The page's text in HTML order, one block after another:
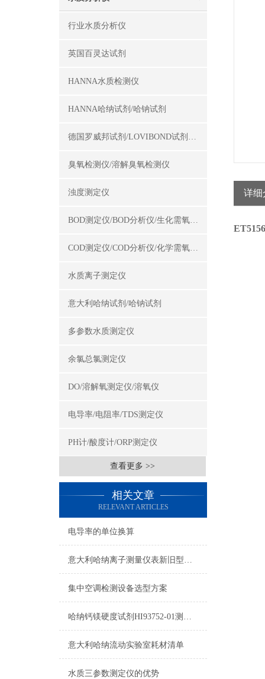
行业水质分析仪
英国百灵达试剂
HANNA水质检测仪
HANNA哈纳试剂/哈钠试剂
德国罗威邦试剂/LOVIBOND试剂/罗威邦试剂
臭氧检测仪/溶解臭氧检测仪
浊度测定仪
BOD测定仪/BOD分析仪/生化需氧量测定仪
COD测定仪/COD分析仪/化学需氧量测定仪
水质离子测定仪
意大利哈纳试剂/哈钠试剂
多参数水质测定仪
余氯总氯测定仪
DO/溶解氧测定仪/溶氧仪
电导率/电阻率/TDS测定仪
PH计/酸度计/ORP测定仪
查看更多 >>
相关文章
RELEVANT ARTICLES
电导率的单位换算
意大利哈纳离子测量仪表新旧型号对照表2015
集中空调检测设备选型方案
哈纳钙镁硬度试剂HI93752-01测量原理及量程
意大利哈纳流动实验室耗材清单
水质三参数测定仪的优势
详细